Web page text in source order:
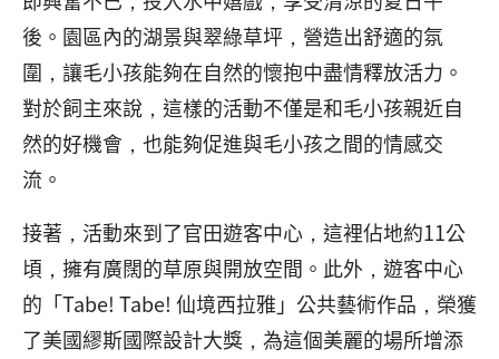
後。園區內的湖景與翠綠草坪，營造出舒適的氛
圍，讓毛小孩能夠在自然的懷抱中盡情釋放活力。
對於飼主來說，這樣的活動不僅是和毛小孩親近自
然的好機會，也能夠促進與毛小孩之間的情感交
流。
接著，活動來到了官田遊客中心，這裡佔地約11公
頃，擁有廣闊的草原與開放空間。此外，遊客中心
的「Tabe! Tabe! 仙境西拉雅」公共藝術作品，榮獲
了美國繆斯國際設計大獎，為這個美麗的場所增添